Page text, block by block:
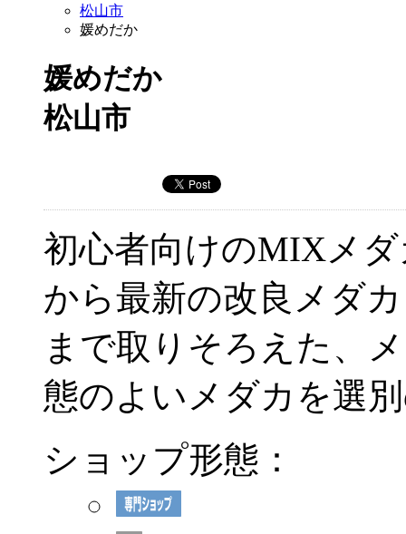
松山市
媛めだか
媛めだか
松山市
初心者向けのMIXメ
から最新の改良メダカ
まで取りそろえた、
態のよいメダカを選
ショップ形態：